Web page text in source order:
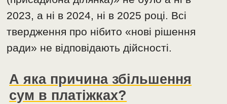
2023, а ні в 2024, ні в 2025 році. Всі
твердження про нібито «нові рішення
ради» не відповідають дійсності.
А яка причина збільшення
сум в платіжках?